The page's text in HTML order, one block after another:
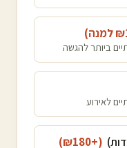
למנה)
ביותר להגשה
לאירוע
(+₪
180
)